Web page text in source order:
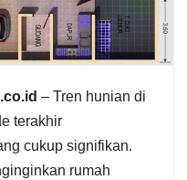
– Tren hunian di
terakhir
cukup signifikan.
rumah